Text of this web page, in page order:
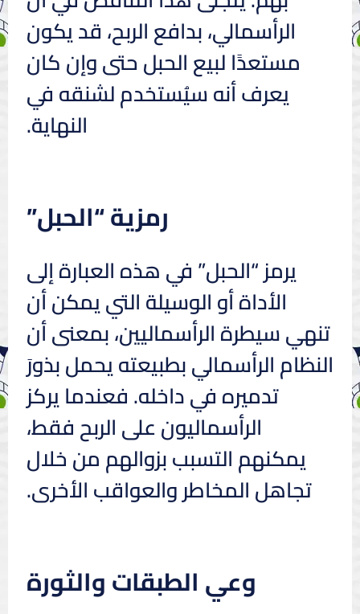
الرأسمالي، بدافع الربح، قد يكون
مستعدًا لبيع الحبل حتى وإن كان
يعرف أنه سيُستخدم لشنقه في
النهاية.
رمزية “الحبل”
يرمز “الحبل” في هذه العبارة إلى
الأداة أو الوسيلة التي يمكن أن
تنهي سيطرة الرأسماليين، بمعنى أن
النظام الرأسمالي بطبيعته يحمل بذورَ
تدميره في داخله. فعندما يركز
الرأسماليون على الربح فقط،
يمكنهم التسبب بزوالهم من خلال
تجاهل المخاطر والعواقب الأخرى.
وعي الطبقات والثورة